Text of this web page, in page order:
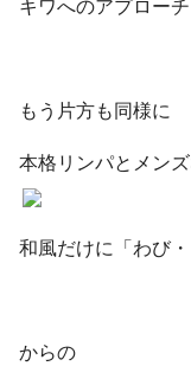
キワへのアプロー
もう片方も同様に
本格リンパとメン
和風だけに「わび
からの